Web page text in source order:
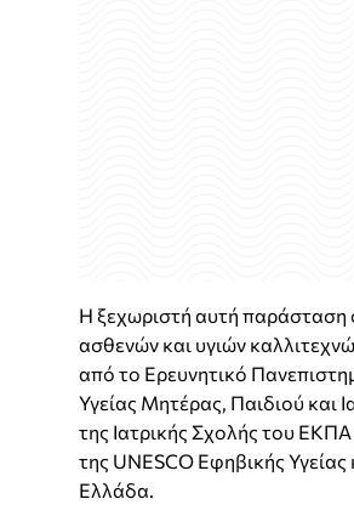
Η ξεχωριστή αυτή παράσταση
ασθενών και υγιών
από το Ερευνητικό
Υγείας Μητέρας, Παιδιού και
της Ιατρικής Σχολής του
της UNESCO Εφηβικής Υγείας
Ελλάδα.